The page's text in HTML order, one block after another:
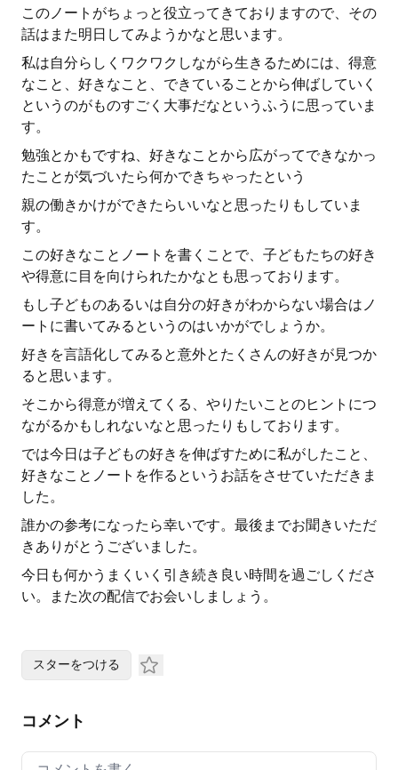
このノートがちょっと役立ってきておりますので、その
話はまた明日してみようかなと思います。
私は自分らしくワクワクしながら生きるためには、得意
なこと、好きなこと、できていることから伸ばしていく
というのがものすごく大事だなというふうに思っていま
す。
勉強とかもですね、好きなことから広がってできなかっ
たことが気づいたら何かできちゃったという
親の働きかけができたらいいなと思ったりもしていま
す。
この好きなことノートを書くことで、子どもたちの好き
や得意に目を向けられたかなとも思っております。
もし子どものあるいは自分の好きがわからない場合はノ
ートに書いてみるというのはいかがでしょうか。
好きを言語化してみると意外とたくさんの好きが見つか
ると思います。
そこから得意が増えてくる、やりたいことのヒントにつ
ながるかもしれないなと思ったりもしております。
では今日は子どもの好きを伸ばすために私がしたこと、
好きなことノートを作るというお話をさせていただきま
した。
誰かの参考になったら幸いです。最後までお聞きいただ
きありがとうございました。
今日も何かうまくいく引き続き良い時間を過ごしくださ
い。また次の配信でお会いしましょう。
スターをつける
コメント